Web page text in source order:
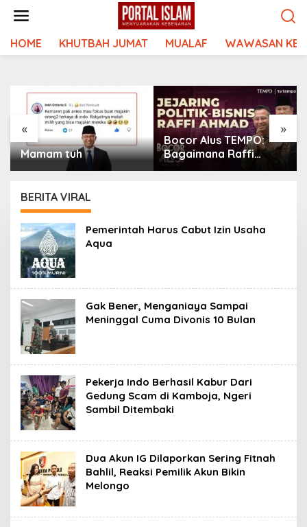
HOME KHUTBAH JUMAT MUALAF WAWASAN
« »
Mamam tuh
Bocor Alus TEMPO:
Bagaimana Raffi
Ahmad Membangun
BERITA VIRAL
Pemerintah Harus Cabut Izin Usaha
Aqua
Gak Bener, Menganiaya Sampai
Meninggal Cuma Divonis 10 Bulan
Pekerja Indo Berhasil Kabur Dari
Gedung Scam di Kamboja, Ngeri
Sambil Ditembaki
Dua Akun IG Dilaporkan Sering Fitnah
Bahlil, Reaksi Pemilik Akun Bikin
Melongo